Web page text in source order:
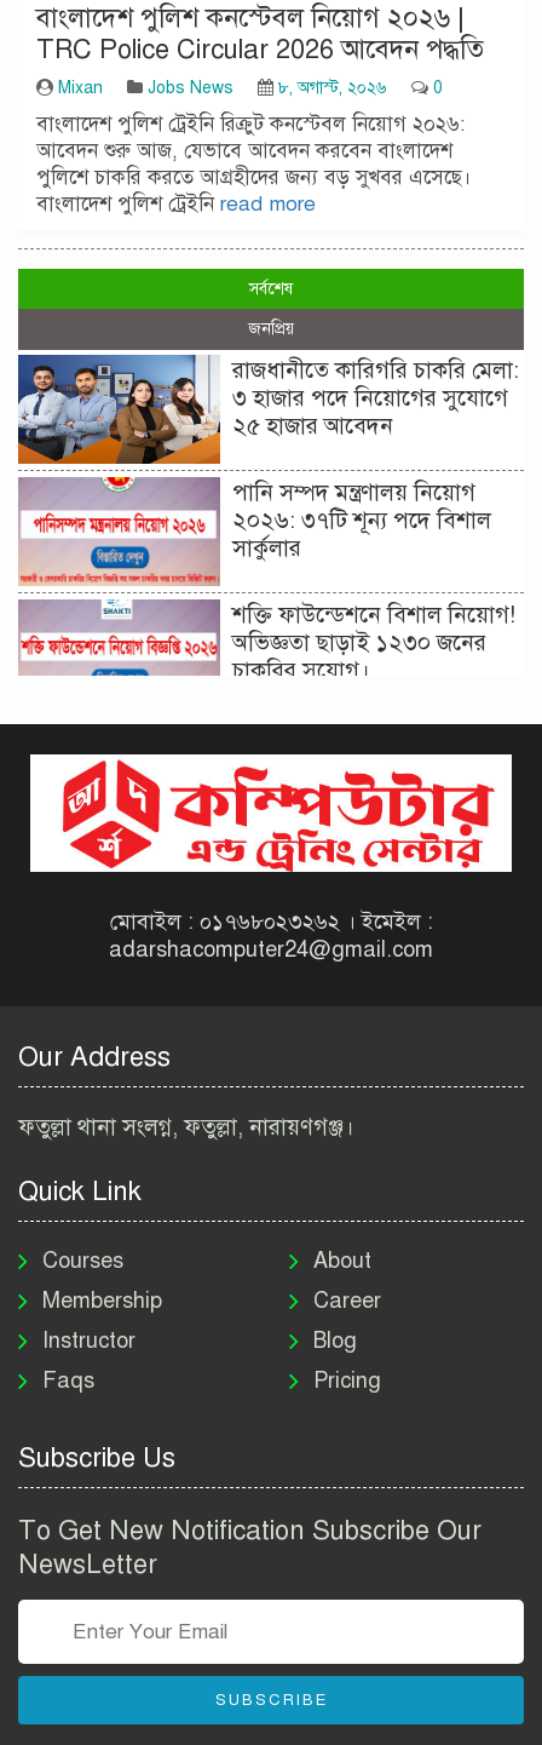
বাংলাদেশ পুলিশ কনস্টেবল নিয়োগ ২০২৬ |
TRC Police Circular 2026 আবেদন পদ্ধতি
Mixan Jobs News ৮, অগাস্ট, ২০২৬ 0
বাংলাদেশ পুলিশ ট্রেইনি রিক্রুট কনস্টেবল নিয়োগ ২০২৬:
আবেদন শুরু আজ, যেভাবে আবেদন করবেন বাংলাদেশ
পুলিশে চাকরি করতে আগ্রহীদের জন্য বড় সুখবর এসেছে।
বাংলাদেশ পুলিশ ট্রেইনিread more
সর্বশেষ
জনপ্রিয়
রাজধানীতে কারিগরি চাকরি মেলা:
৩ হাজার পদে নিয়োগের সুযোগে
২৫ হাজার আবেদন
পানি সম্পদ মন্ত্রণালয় নিয়োগ
২০২৬: ৩৭টি শূন্য পদে বিশাল
সার্কুলার
শক্তি ফাউন্ডেশনে বিশাল নিয়োগ!
অভিজ্ঞতা ছাড়াই ১২৩০ জনের
চাকরির সুযোগ।
বিজ্ঞপ্তি ২০২৬ | Taxes Zone
Dinajpur Job Circular 2026
বেসরকারি সংস্থা সেতু (SETU)
Job Circular 2026
২০২৬ | BIWTA Job Circular
মাদকদ্রব্য নিয়ন্ত্রণ অধিদপ্তর
নিয়োগ বিজ্ঞপ্তি ২০২৬ | DNC
Job Circular 2026
পাসপোর্ট করতে কি কি লাগে
২০২৬ | ই-পাসপোর্ট আবেদন ও
Group Job Circular 2026
তথ্য অধিদপ্তর নিয়োগ বিজ্ঞপ্তি
বাংলাদেশ পুলিশ এএসআই
মোবাইল : ০১৭৬৮০২৩২৬২ । ইমেইল :
adarshacomputer24@gmail.com
Our Address
ফতুল্লা থানা সংলগ্ন, ফতুল্লা, নারায়ণগঞ্জ।
Quick Link
Courses
Membership
Instructor
Faqs
About
Career
Blog
Pricing
Subscribe Us
To Get New Notification Subscribe Our
NewsLetter
SUBSCRIBE